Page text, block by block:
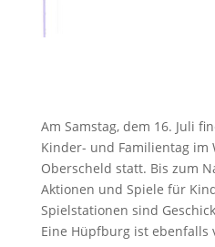
Am Samstag, dem 16. Juli
Kinder- und Familientag im
Oberscheld statt. Bis zum
Aktionen und Spiele für
Spielstationen sind
Eine Hüpfburg ist ebenfalls